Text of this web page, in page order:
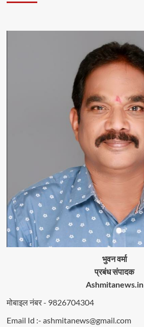
भुवन वर्मा
प्रबंध संपादक
Ashmitanews.in
मोबाइल नंबर - 9826704304
Email Id :- ashmitanews@gmail.com